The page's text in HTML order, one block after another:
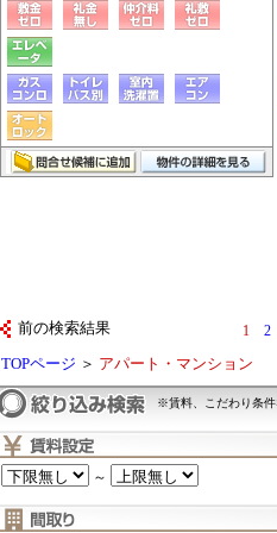
前の検索結果 1 2
TOPページ ＞ アパート・マンション
※賃料、こだわり条件
～